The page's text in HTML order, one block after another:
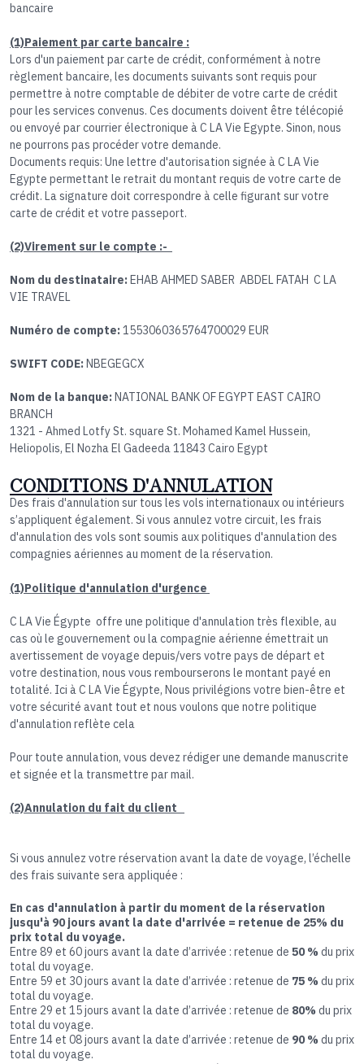
bancaire
(1)Paiement par carte bancaire :
Lors d'un paiement par carte de crédit, conformément à notre
règlement bancaire, les documents suivants sont requis pour
permettre à notre comptable de débiter de votre carte de crédit
pour les services convenus. Ces documents doivent être télécopié
ou envoyé par courrier électronique à C LA Vie Egypte. Sinon, nous
ne pourrons pas procéder votre demande.
Documents requis: Une lettre d'autorisation signée à C LA Vie
Egypte permettant le retrait du montant requis de votre carte de
crédit. La signature doit correspondre à celle figurant sur votre
carte de crédit et votre passeport.
(2)Virement sur le compte :-
Nom du destinataire:EHAB AHMED SABER ABDEL FATAH C LA
VIE TRAVEL
Numéro de compte:1553060365764700029 EUR
SWIFT CODE:NBEGEGCX
Nom de la banque:NATIONAL BANK OF EGYPT EAST CAIRO
BRANCH
1321 - Ahmed Lotfy St. square St. Mohamed Kamel Hussein,
Heliopolis, El Nozha El Gadeeda 11843 Cairo Egypt​
CONDITIONS D'ANNULATION
Des frais d'annulation sur tous les vols internationaux ou intérieurs
s’appliquent également. Si vous annulez votre circuit, les frais
d'annulation des vols sont soumis aux politiques d'annulation des
compagnies aériennes au moment de la réservation.
(1)Politique d'annulation d'urgence
C LA Vie Égypte offre une politique d'annulation très flexible, au
cas où le gouvernement ou la compagnie aérienne émettrait un
avertissement de voyage depuis/vers votre pays de départ et
votre destination, nous vous rembourserons le montant payé en
totalité. Ici à C LA Vie Égypte, Nous privilégions votre bien-être et
votre sécurité avant tout et nous voulons que notre politique
d'annulation reflète cela
Pour toute annulation, vous devez rédiger une demande manuscrite
et signée et la transmettre par mail.
(2)Annulation du fait du client
Si vous annulez votre réservation avant la date de voyage, l’échelle
des frais suivante sera appliquée :
En cas d'annulation à partir du moment de la réservation
jusqu'à 90 jours avant la date d'arrivée = retenue de 25% du
prix total du voyage.
Entre 89 et 60 jours avant la date d’arrivée : retenue de 50 % du prix
total du voyage.
Entre 59 et 30 jours avant la date d’arrivée : retenue de 75 % du prix
total du voyage.
Entre 29 et 15 jours avant la date d’arrivée : retenue de 80% du prix
total du voyage.
Entre 14 et 08 jours avant la date d’arrivée : retenue de 90 % du prix
total du voyage.